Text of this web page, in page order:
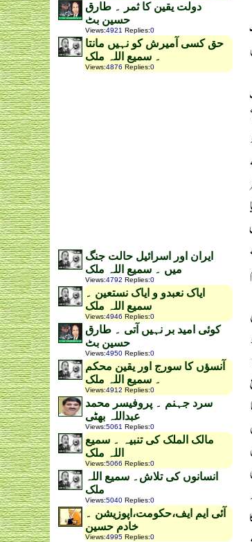
دولت یقین کا ثمر ۔ طارق
حسین بٹ
Views:4921 Replies:0
حق کسی آمیرش کو نہیں مانتا
۔ سمیع اللہ ملک
Views:4876 Replies:0
ایران اور اسرائیل حالت جنگ
میں ۔ سمیع اللہ ملک
Views:4792 Replies:0
ایاک نعبدو و ایاک نستعین ۔
سمیع اللہ ملک
Views:4946 Replies:0
کوئی امید بر نہیں آتی ۔ طارق
حسین بٹ
Views:4950 Replies:0
آنسؤں کا سورج اور یقین محکم
۔ سمیع اللہ ملک
Views:4912 Replies:0
سرد جہنم ۔ پروفیسر محمد
عبداللہ بھٹی
Views:5061 Replies:0
مالک الملک کی تنبیہ ۔ سمیع
اللہ ملک
Views:5066 Replies:0
انسانوں کی تلاش۔ سمیع اللہ
ملک
Views:5040 Replies:0
آئی ایم ایف،حکومت،اپوزیشن ۔
خادم حسین
Views:4995 Replies:0